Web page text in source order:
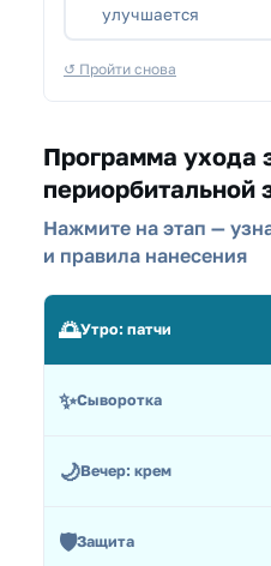
улучшается
↺ Пройти снова
Программа ухода
периорбитальной
Нажмите на этап —
и правила нанесения
🌅Утро: патчи
✨Сыворотка
🌙Вечер: крем
🛡️Защита